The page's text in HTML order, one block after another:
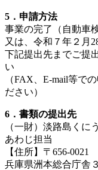
5．申請方法
事業の完了（自動車
又は、令和７年２月
下記提出先までご提
（FAX、E-mail等で
ださい）
6．書類の提出先
（一財）淡路島く
あわじ担当
【住所】〒656-
兵庫県洲本総合庁